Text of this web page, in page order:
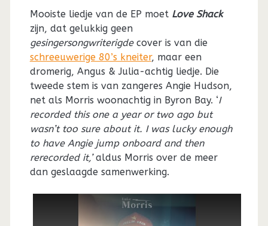
Mooiste liedje van de EP moet Love Shack
zijn, dat gelukkig geen
gesingersongwriterigdecover is van die
schreeuwerige 80’s kneiter, maar een
dromerig, Angus & Julia-achtig liedje. Die
tweede stem is van zangeres Angie Hudson,
net als Morris woonachtig in Byron Bay. ‘I
recorded this one a year or two ago but
wasn’t too sure about it. I was lucky enough
to have Angie jump onboard and then
rerecorded it,’aldus Morris over de meer
dan geslaagde samenwerking.